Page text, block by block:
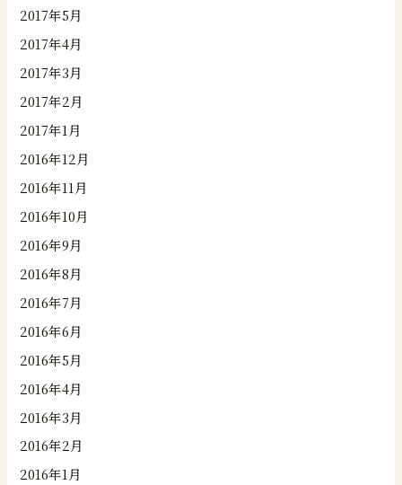
2017年5月
2017年4月
2017年3月
2017年2月
2017年1月
2016年12月
2016年11月
2016年10月
2016年9月
2016年8月
2016年7月
2016年6月
2016年5月
2016年4月
2016年3月
2016年2月
2016年1月